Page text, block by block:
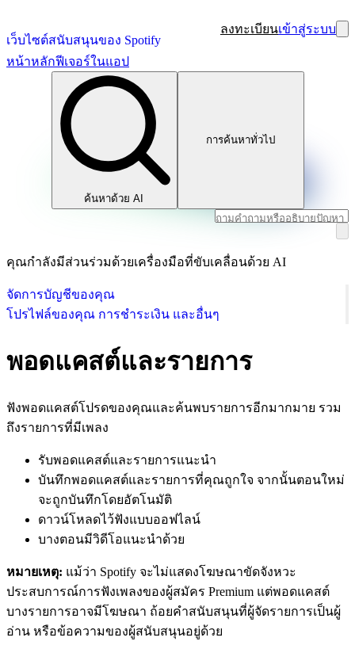
เว็บไซต์สนับสนุนของ Spotify
ลงทะเบียนเข้าสู่ระบบ
หน้าหลักฟีเจอร์ในแอป
ค้นหาด้วย AI
การค้นหาทั่วไป
คุณกำลังมีส่วนร่วมด้วยเครื่องมือที่ขับเคลื่อนด้วย AI
จัดการบัญชีของคุณ
โปรไฟล์ของคุณ การชำระเงิน และอื่นๆ
พอดแคสต์และรายการ
ฟังพอดแคสต์โปรดของคุณและค้นพบรายการอีกมากมาย รวม
ถึงรายการที่มีเพลง
รับพอดแคสต์และรายการแนะนำ
บันทึกพอดแคสต์และรายการที่คุณถูกใจ จากนั้นตอนใหม่
จะถูกบันทึกโดยอัตโนมัติ
ดาวน์โหลดไว้ฟังแบบออฟไลน์
บางตอนมีวิดีโอแนะนำด้วย
หมายเหตุ: แม้ว่า Spotify จะไม่แสดงโฆษณาขัดจังหวะ
ประสบการณ์การฟังเพลงของผู้สมัคร Premium แต่พอดแคสต์
บางรายการอาจมีโฆษณา ถ้อยคำสนับสนุนที่ผู้จัดรายการเป็นผู้
อ่าน หรือข้อความของผู้สนับสนุนอยู่ด้วย